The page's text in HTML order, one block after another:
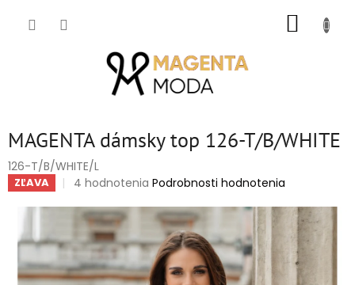
MAGENTA dámsky top 126-T/B/WHITE
126-T/B/WHITE/L
ZĽAVA
Priemerné
produktu
5,0
5
4 hodnotenia Podrobnosti hodnotenia